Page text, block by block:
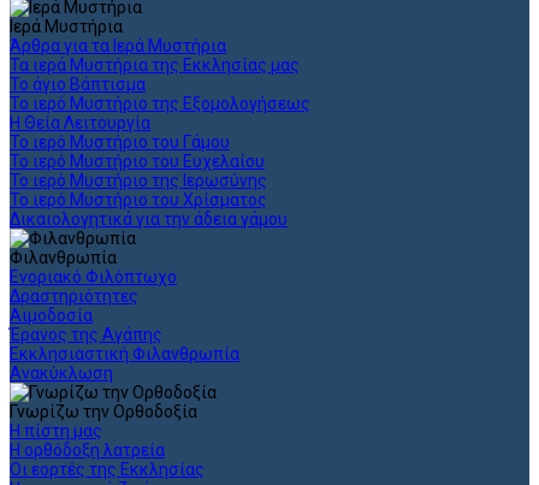
Ιερά Μυστήρια
Άρθρα για τα Ιερά Μυστήρια
Τα ιερά Μυστήρια της Εκκλησίας μας
Το άγιο Βάπτισμα
Το ιερό Μυστήριο της Εξομολογήσεως
Η Θεία Λειτουργία
Το ιερό Μυστήριο του Γάμου
Το ιερό Μυστήριο του Ευχελαίου
Το ιερό Μυστήριο της Ιερωσύνης
Το ιερό Μυστήριο του Χρίσματος
Δικαιολογητικά για την άδεια γάμου
Φιλανθρωπία
Ενοριακό Φιλόπτωχο
Δραστηριότητες
Αιμοδοσία
Έρανος της Αγάπης
Εκκλησιαστική Φιλανθρωπία
Ανακύκλωση
Γνωρίζω την Ορθοδοξία
Η πίστη μας
Η ορθόδοξη λατρεία
Οι εορτές της Εκκλησίας